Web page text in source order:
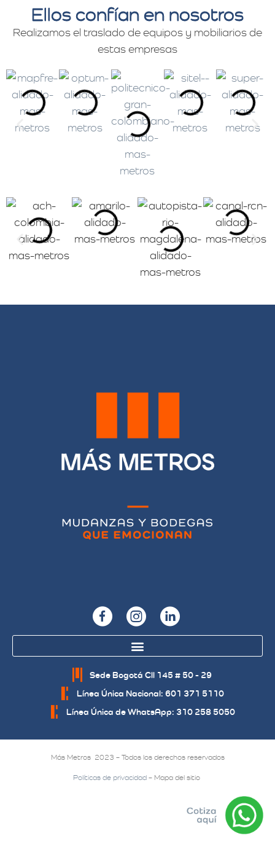
Ellos confían en nosotros
Realizamos el traslado de equipos y mobiliarios de
estas empresas
Sede Bogotá Cll 145 # 50 - 29
Línea Única Nacional: 601 371 5110
Línea Única de WhatsApp: 310 258 5050
Más Metros 2023 – Todos los derechos reservados
Políticas de privacidad – Mapa del sitio